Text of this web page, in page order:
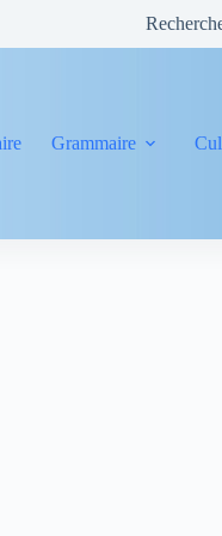
Grammaire